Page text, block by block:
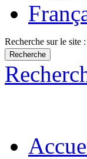
Recherche sur le site :